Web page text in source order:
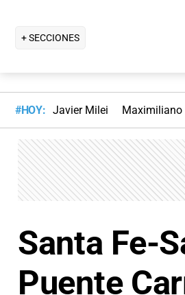
+ SECCIONES
#HOY: Javier Milei Maximiliano
Santa Fe-
Puente